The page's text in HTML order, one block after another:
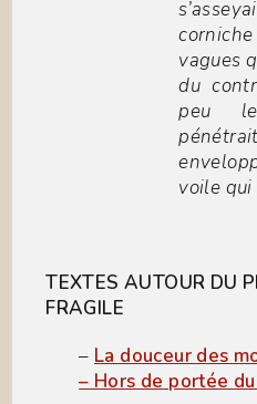
vagues
du
peu
voile qui
TEXTES AUTOUR DU
FRAGILE
– La douceur des
– Hors de portée